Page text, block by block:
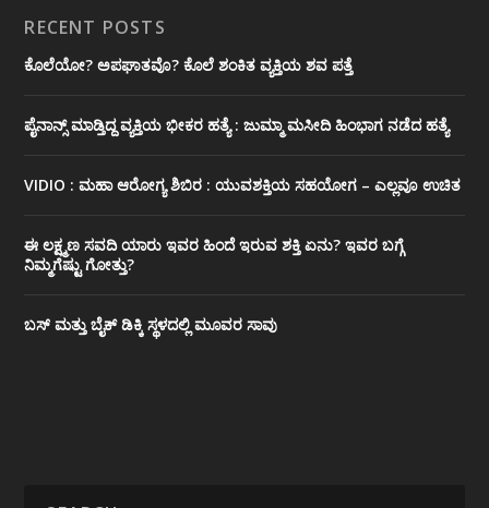
RECENT POSTS
ಕೊಲೆಯೋ? ಅಪಘಾತವೊ? ಕೊಲೆ ಶಂಕಿತ ವ್ಯಕ್ತಿಯ ಶವ ಪತ್ತೆ
ಪೈನಾನ್ಸ್ ಮಾಡ್ತಿದ್ದ ವ್ಯಕ್ತಿಯ ಭೀಕರ‌ ಹತ್ಯೆ : ಜುಮ್ಮಾ ಮಸೀದಿ ಹಿಂಭಾಗ ನಡೆದ ಹತ್ಯೆ
VIDIO : ಮಹಾ ಆರೋಗ್ಯ ಶಿಬಿರ : ಯುವಶಕ್ತಿಯ ಸಹಯೋಗ – ಎಲ್ಲವೂ ಉಚಿತ
ಈ ಲಕ್ಷ್ಮಣ ಸವದಿ ಯಾರು ಇವರ ಹಿಂದೆ ಇರುವ ಶಕ್ತಿ ಏನು? ಇವರ ಬಗ್ಗೆ
ನಿಮ್ಮಗೆಷ್ಟು ಗೋತ್ತು?
ಬಸ್ ಮತ್ತು ಬೈಕ್ ಡಿಕ್ಕಿ ಸ್ಥಳದಲ್ಲಿ ಮೂವರ ಸಾವು